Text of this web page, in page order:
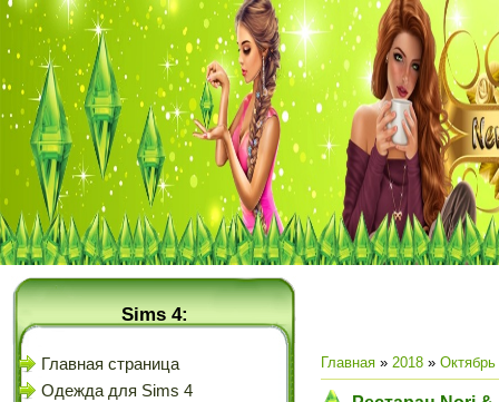
Sims 4:
Главная страница
Одежда для Sims 4
Главная » 2018 » Октябрь